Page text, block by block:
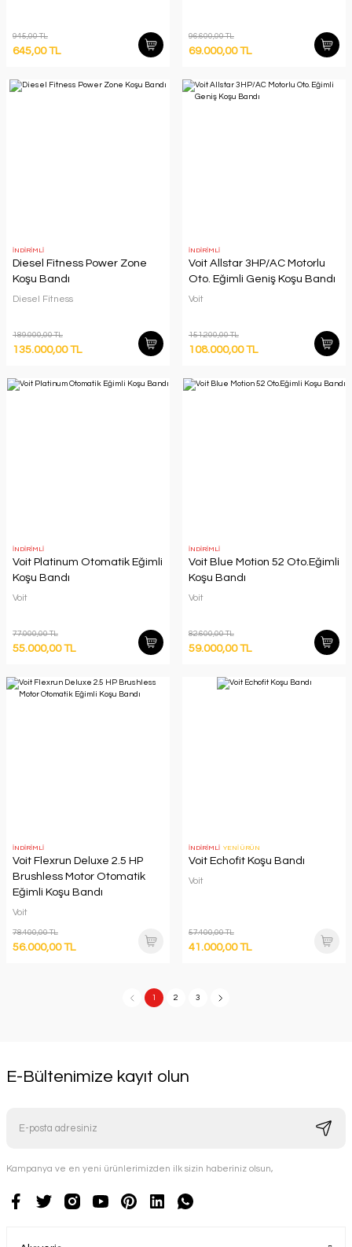
945,00 TL
645,00 TL
96.600,00 TL
69.000,00 TL
İNDİRİMLİ
Diesel Fitness Power Zone
Koşu Bandı
Diesel Fitness
189.000,00 TL
135.000,00 TL
İNDİRİMLİ
Voit Allstar 3HP/AC Motorlu
Oto. Eğimli Geniş Koşu Bandı
Voit
151.200,00 TL
108.000,00 TL
İNDİRİMLİ
Voit Platinum Otomatik Eğimli
Koşu Bandı
Voit
77.000,00 TL
55.000,00 TL
İNDİRİMLİ
Voit Blue Motion 52 Oto.Eğimli
Koşu Bandı
Voit
82.600,00 TL
59.000,00 TL
İNDİRİMLİ
Voit Flexrun Deluxe 2.5 HP
Brushless Motor Otomatik
Eğimli Koşu Bandı
Voit
78.400,00 TL
56.000,00 TL
İNDİRİMLİ YENİ ÜRÜN
Voit Echofit Koşu Bandı
Voit
57.400,00 TL
41.000,00 TL
1 2 3
E-Bültenimize kayıt olun
Kampanya ve en yeni ürünlerimizden ilk sizin haberiniz olsun,